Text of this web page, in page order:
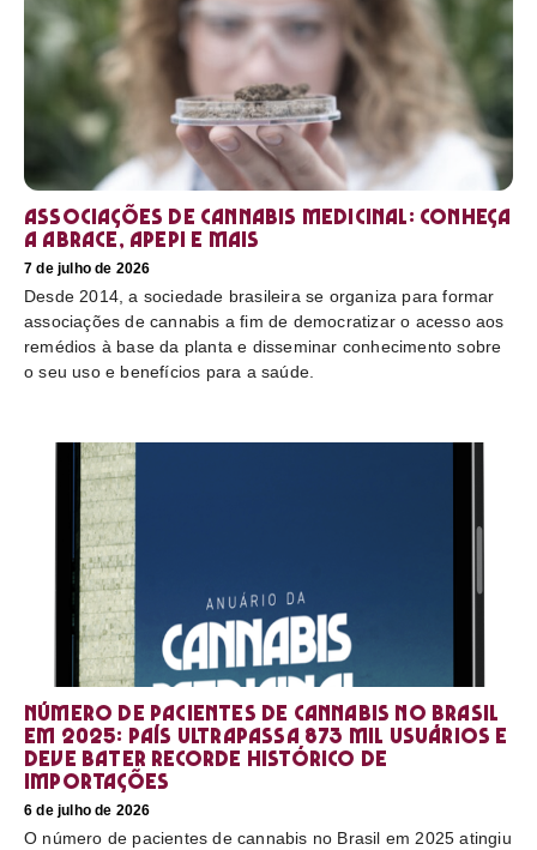
Associações de cannabis medicinal: conheça
a Abrace, Apepi e mais
7 de julho de 2026
Desde 2014, a sociedade brasileira se organiza para formar
associações de cannabis a fim de democratizar o acesso aos
remédios à base da planta e disseminar conhecimento sobre
o seu uso e benefícios para a saúde.
Número de pacientes de cannabis no Brasil
em 2025: país ultrapassa 873 mil usuários e
deve bater recorde histórico de
importações
6 de julho de 2026
O número de pacientes de cannabis no Brasil em 2025 atingiu